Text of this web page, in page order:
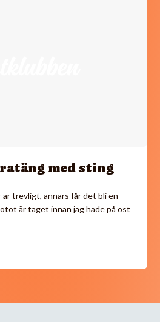
med sting
trevligt, annars får det bli en
är taget innan jag hade på ost